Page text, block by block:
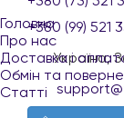
Головна
Про нас
Доставка і
Обмін та
Статті
+380 (99) 521
Україна,